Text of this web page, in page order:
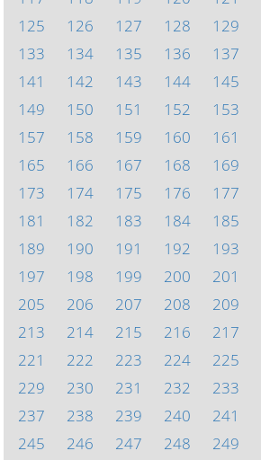
125
126 127 128 129
133
134 135 136 137
141
142 143 144 145
149
150 151 152 153
157
158 159 160 161
165
166 167 168 169
173
174 175 176 177
181
182 183 184 185
189
190 191 192 193
197
198 199 200 201
205
206 207 208 209
213
214 215 216 217
221
222 223 224 225
229
230 231 232 233
237
238 239 240 241
245
246 247 248 249